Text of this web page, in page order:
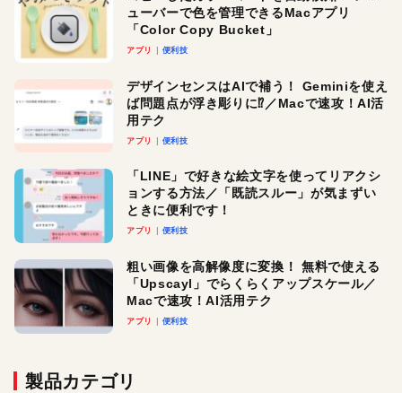
ューバーで色を管理できるMacアプリ
「Color Copy Bucket」
アプリ 便利技
デザインセンスはAIで補う！ Geminiを使え
ば問題点が浮き彫りに⁉︎／Macで速攻！AI活
用テク
アプリ 便利技
「LINE」で好きな絵文字を使ってリアクシ
ョンする方法／「既読スルー」が気まずい
ときに便利です！
アプリ 便利技
粗い画像を高解像度に変換！ 無料で使える
「Upscayl」でらくらくアップスケール／
Macで速攻！AI活用テク
アプリ 便利技
製品カテゴリ